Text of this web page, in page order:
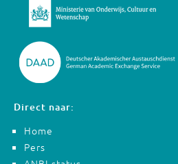
Direct naar:
Home
Pers